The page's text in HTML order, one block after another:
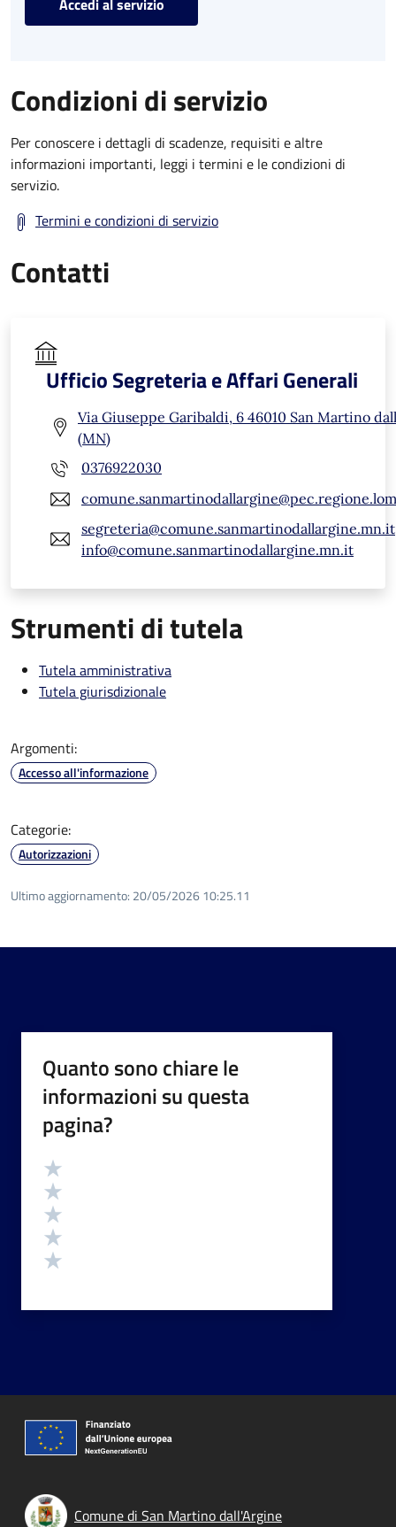
Condizioni di servizio
Per conoscere i dettagli di scadenze, requisiti e altre
informazioni importanti, leggi i termini e le condizioni di
servizio.
Termini e condizioni di servizio
Contatti
Ufficio Segreteria e Affari Generali
Via Giuseppe Garibaldi, 6 46010 San Martino
(MN)
0376922030
segreteria@comune.sanmartinodallargine.mn.it
info@comune.sanmartinodallargine.mn.it
Strumenti di tutela
Tutela amministrativa
Tutela giurisdizionale
Argomenti:
Accesso all'informazione
Categorie:
Autorizzazioni
Ultimo aggiornamento: 20/05/2026 10:25.11
Quanto sono chiare le
informazioni su questa
pagina?
Valutazione
Comune di San Martino dall'Argine